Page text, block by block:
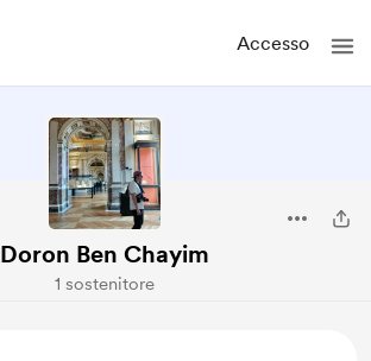
Accesso
Doron Ben Chayim
1 sostenitore